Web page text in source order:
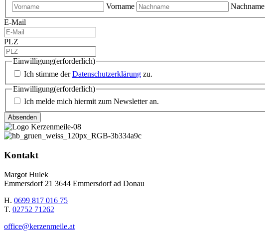
Vorname
Nachname
E-Mail
PLZ
Einwilligung(erforderlich)
Ich stimme derDatenschutzerklärung zu.
Einwilligung(erforderlich)
Ich melde mich hiermit zum Newsletter an.
Kontakt
Margot Hulek
Emmersdorf 21 3644 Emmersdorf ad Donau
H. 0699 817 016 75
T. 02752 71262
office@kerzenmeile.at